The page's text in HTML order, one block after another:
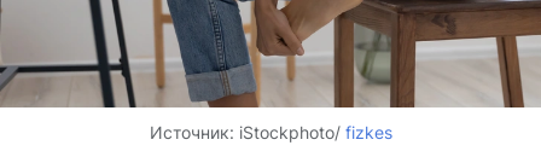
Источник: iStockphoto/ fizkes